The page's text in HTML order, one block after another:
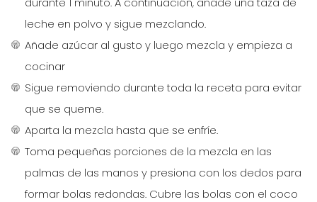
leche en polvo y sigue mezclando.
Añade azúcar al gusto y luego mezcla y empieza a
cocinar
Sigue removiendo durante toda la receta para evitar
que se queme.
Aparta la mezcla hasta que se enfríe.
Toma pequeñas porciones de la mezcla en las
palmas de las manos y presiona con los dedos para
formar bolas redondas. Cubre las bolas con el coco